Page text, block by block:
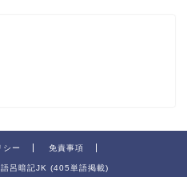
シー 免責事項
呂暗記JK (405単語掲載)